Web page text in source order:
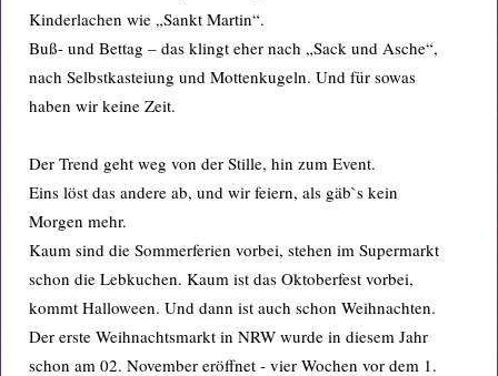
Kinderlachen wie „Sankt Martin“.
Buß- und Bettag – das klingt eher nach „Sack und Asche“,
nach Selbstkasteiung und Mottenkugeln. Und für sowas
haben wir keine Zeit.
Der Trend geht weg von der Stille, hin zum Event.
Eins löst das andere ab, und wir feiern, als gäb`s kein
Morgen mehr.
Kaum sind die Sommerferien vorbei, stehen im Supermarkt
schon die Lebkuchen. Kaum ist das Oktoberfest vorbei,
kommt Halloween. Und dann ist auch schon Weihnachten.
Der erste Weihnachtsmarkt in NRW wurde in diesem Jahr
schon am 02. November eröffnet - vier Wochen vor dem 1.